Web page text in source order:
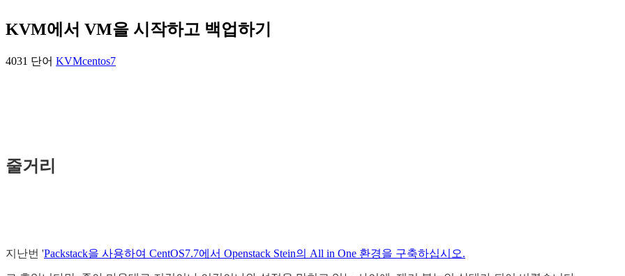
KVM에서 VM을 시작하고 백업하기
4031 단어 KVMcentos7
줄거리
지난번 'Packstack을 사용하여 CentOS7.7에서 Openstack Stein의 All in One 환경을 구축하십시오.